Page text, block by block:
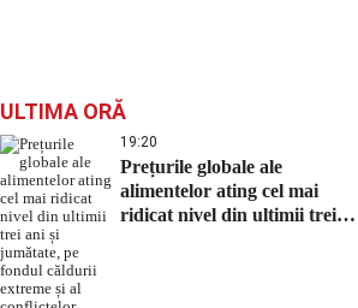
ULTIMA ORĂ
19:20
Prețurile globale ale
alimentelor ating cel mai
ridicat nivel din ultimii trei